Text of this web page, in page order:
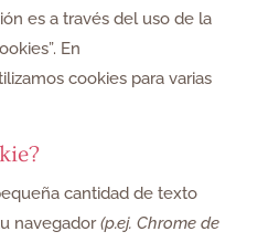
es a través del uso de la
En
cookies para varias
cantidad de texto
navegador(p.ej. Chrome de